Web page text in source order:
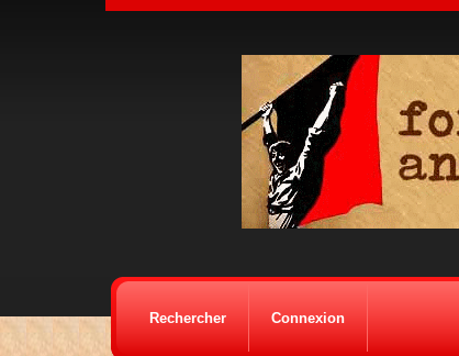
Rechercher Connexion